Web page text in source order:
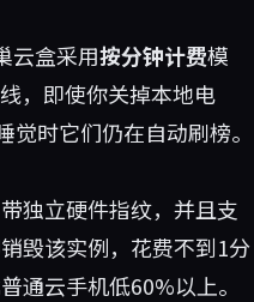
云盒采用按分钟计费模
，即使你关掉本地电
时它们仍在自动刷榜。
独立硬件指纹，并且支
毁该实例，花费不到1分
通云手机低60%以上。